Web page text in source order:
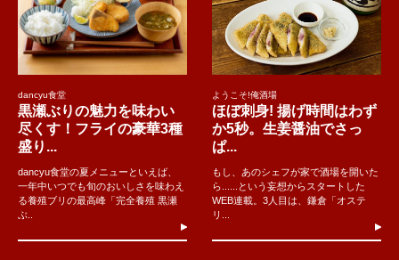
dancyu食堂
黒瀬ぶりの魅力を味わい
尽くす！フライの豪華3種
盛り...
dancyu食堂の夏メニューといえば、
一年中いつでも旬のおいしさを味わえ
る養殖ブリの最高峰「完全養殖 黒瀬
ぶ..
ようこそ!俺酒場
ほぼ刺身! 揚げ時間はわず
か5秒。生姜醤油でさっ
ぱ...
もし、あのシェフが家で酒場を開いた
ら......という妄想からスタートした
WEB連載。3人目は、鎌倉「オステ
リ...